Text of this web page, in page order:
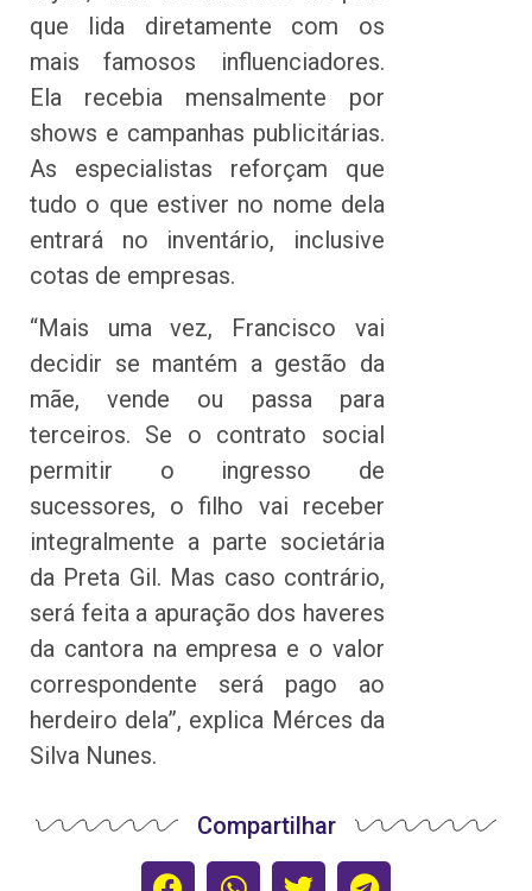
que lida diretamente com os
mais famosos influenciadores.
Ela recebia mensalmente por
shows e campanhas publicitárias.
As especialistas reforçam que
tudo o que estiver no nome dela
entrará no inventário, inclusive
cotas de empresas.
“Mais uma vez, Francisco vai
decidir se mantém a gestão da
mãe, vende ou passa para
terceiros. Se o contrato social
permitir o ingresso de
sucessores, o filho vai receber
integralmente a parte societária
da Preta Gil. Mas caso contrário,
será feita a apuração dos haveres
da cantora na empresa e o valor
correspondente será pago ao
herdeiro dela”, explica Mérces da
Silva Nunes.
Compartilhar